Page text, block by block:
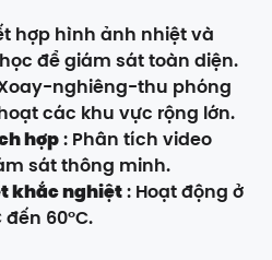
hợp hình ảnh nhiệt và
để giám sát toàn diện.
nghiêng-thu phóng
các khu vực rộng lớn.
hợp: Phân tích video
sát thông minh.
khắc nghiệt: Hoạt động ở
60°C.